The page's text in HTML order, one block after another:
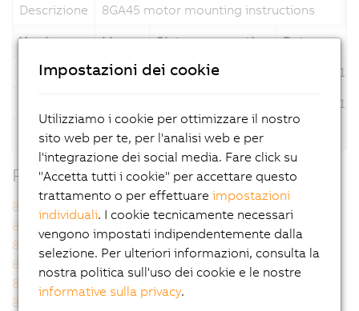
Descrizione
8GA45 motor mounting instructions
Versione
Lingua Sistema operativo
Data
DE
13/05/2016
13/05/2016
Descrizione
8GA45 motor mounting instructions
Prodotti correlati
8GA45-067hh003klmm
8GA45-067hh004klmm
8GA45-067hh005klmm
8GA45-067hh007klmm
8GA45-067hh008klmm
8GA45-067hh009klmm
8GA45-067hh010klmm
8GA45-067hh012klmm
8GA45-067hh015klmm
8GA45-067hh020klmm
Impostazioni dei cookie
Utilizziamo i cookie per ottimizzare il nostro
sito web per te, per l'analisi web e per
l'integrazione dei social media. Fare click su
"Accetta tutti i cookie" per accettare questo
trattamento o per effettuareimpostazioni
individuali. I cookie tecnicamente necessari
vengono impostati indipendentemente dalla
selezione. Per ulteriori informazioni, consulta la
nostra politica sull'uso dei cookie e le nostre
informative sulla privacy.